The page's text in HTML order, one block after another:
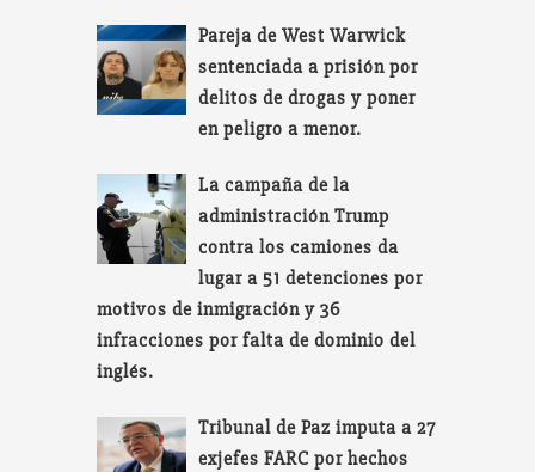
Pareja de West Warwick
sentenciada a prisión por
delitos de drogas y poner
en peligro a menor.
La campaña de la
administración Trump
contra los camiones da
lugar a 51 detenciones por
motivos de inmigración y 36
infracciones por falta de dominio del
inglés.
Tribunal de Paz imputa a 27
exjefes FARC por hechos